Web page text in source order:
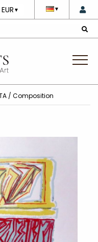
▼
▼
/ Composition